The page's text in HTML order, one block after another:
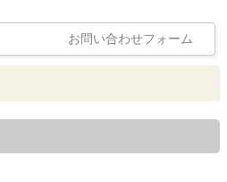
お問い合わせフォーム